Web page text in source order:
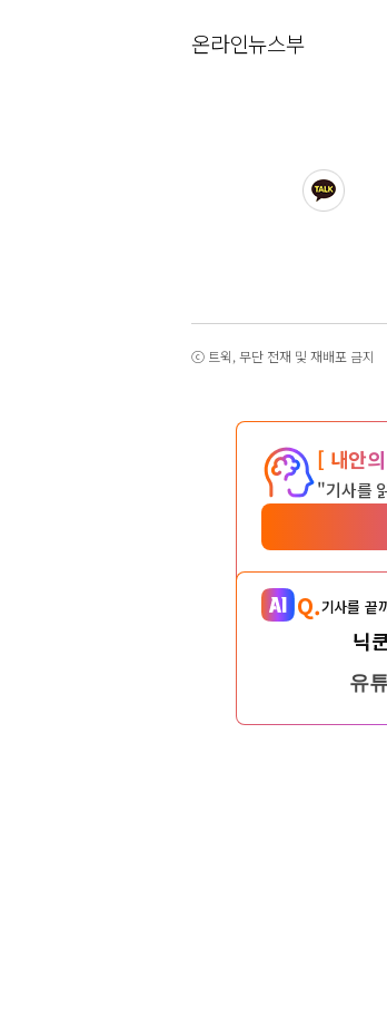
온라인뉴스부
ⓒ 트윅, 무단 전재 및 재배포 금지
[ 내안
"기사를
Q.기사를 끝
닉
유